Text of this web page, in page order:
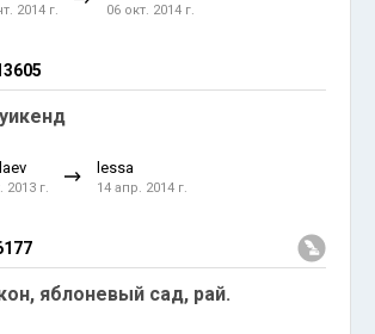
2014 г. 06 окт. 2014 г.
2013 г.
lessa
14 апр. 2014 г.
яблоневый сад, рай.